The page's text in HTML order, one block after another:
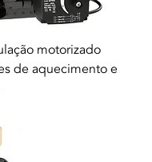
motorizado
de aquecimento e